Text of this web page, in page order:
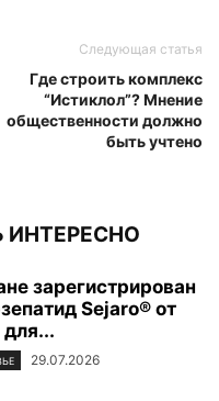
Следующая статья
Где строить комплекс
“Истиклол”? Мнение
общественности должно
быть учтено
зарегистрирован
Sejaro® от
29.07.2026